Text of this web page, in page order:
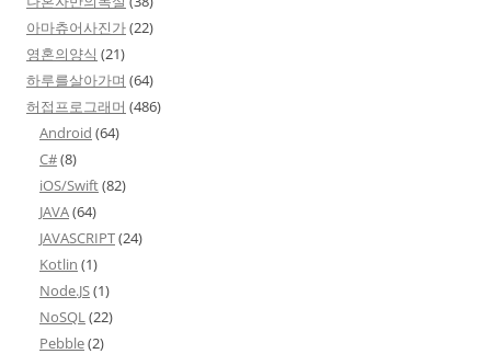
아마츄어사진가(22)
영혼의양식 (21)
하루를살아가며 (64)
허접프로그래머 (486)
Android (64)
C#(8)
iOS/Swift(82)
JAVA(64)
JAVASCRIPT(24)
Kotlin (1)
Node.JS(1)
NoSQL(22)
Pebble(2)